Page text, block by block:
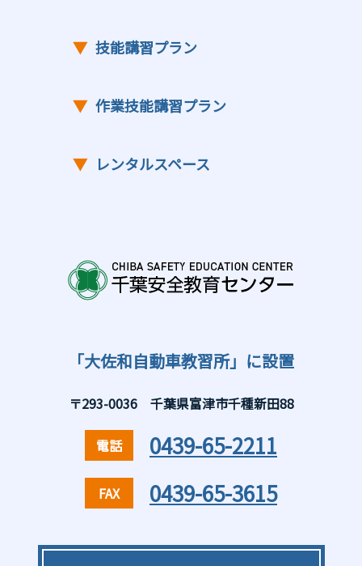
▼ 技能講習プラン
▼ 作業技能講習プラン
▼ レンタルスペース
「大佐和自動車教習所」に設置
〒293-0036 千葉県富津市千種新田88
電話 0439-65-2211
FAX 0439-65-3615